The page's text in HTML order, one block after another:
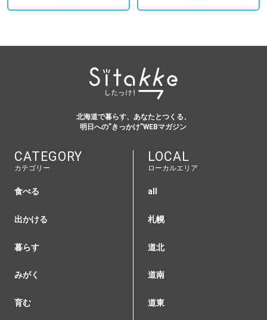
北海道で暮らす、あなたとつくる、
明日への”きっかけ”WEBマガジン
CATEGORY
カテゴリー
食べる
出かける
暮らす
みがく
育む
LOCAL
ローカルエリア
all
札幌
道北
道南
道東